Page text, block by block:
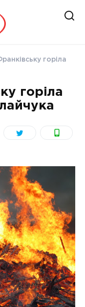
горіла
горіла